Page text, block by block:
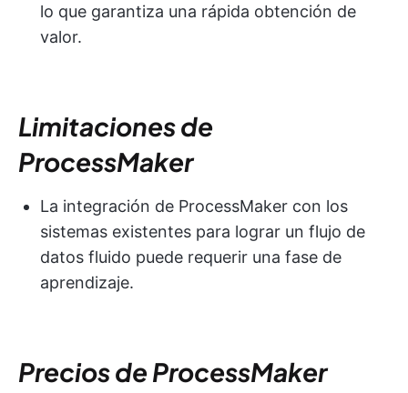
lo que garantiza una rápida obtención de
valor.
Limitaciones de
ProcessMaker
La integración de ProcessMaker con los
sistemas existentes para lograr un flujo de
datos fluido puede requerir una fase de
aprendizaje.
Precios de ProcessMaker